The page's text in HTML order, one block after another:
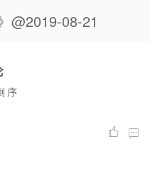
@2019-08-21
序